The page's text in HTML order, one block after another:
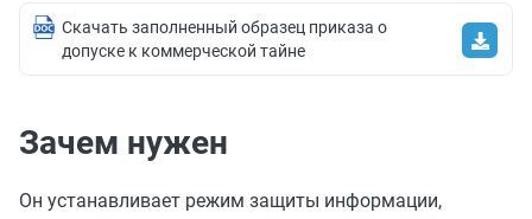
Скачать заполненный образец приказа о
допуске к коммерческой тайне
Зачем нужен
Он устанавливает режим защиты информации,